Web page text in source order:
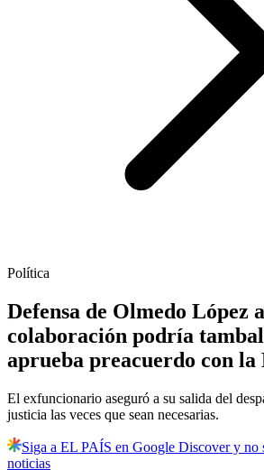
Política
Defensa de Olmedo López
colaboración podría
aprueba preacuerdo con la
El exfuncionario aseguró a su salida del
justicia las veces que sean necesarias.
Siga a EL PAÍS en Google Discover y no
noticias